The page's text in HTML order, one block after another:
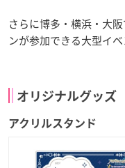
さらに博多・横浜・大
ンが参加できる大型イベ
オリジナルグッズ
アクリルスタンド